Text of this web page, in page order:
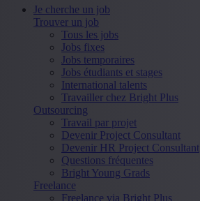
Je cherche un job
Trouver un job
Tous les jobs
Jobs fixes
Jobs temporaires
Jobs étudiants et stages
International talents
Travailler chez Bright Plus
Outsourcing
Travail par projet
Devenir Project Consultant
Devenir HR Project Consultant
Questions fréquentes
Bright Young Grads
Freelance
Freelance via Bright Plus